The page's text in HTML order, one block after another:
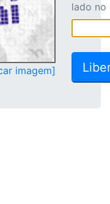
imagem]
lado no